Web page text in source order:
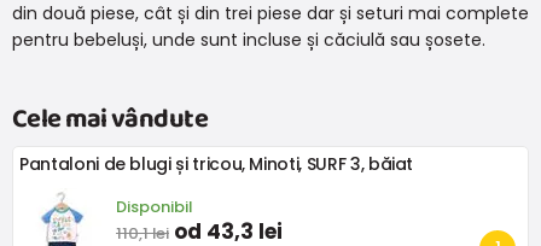
din două piese, cât și din trei piese dar și seturi mai complete
pentru bebeluși, unde sunt incluse și căciulă sau șosete.
Cele mai vândute
Pantaloni de blugi și tricou, Minoti, SURF 3, băiat
Disponibil
110,1 lei od 43,3 lei